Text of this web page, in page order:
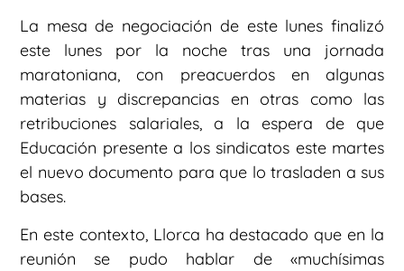
La mesa de negociación de este lunes finalizó
este lunes por la noche tras una jornada
maratoniana, con preacuerdos en algunas
materias y discrepancias en otras como las
retribuciones salariales, a la espera de que
Educación presente a los sindicatos este martes
el nuevo documento para que lo trasladen a sus
bases.
En este contexto, Llorca ha destacado que en la
reunión se pudo hablar de «muchísimas